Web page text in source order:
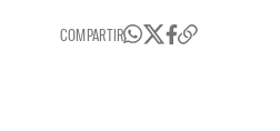
COMPARTIR